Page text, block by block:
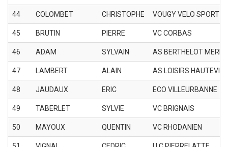
44 COLOMBET CHRISTOPHE VOUGY VELO SPORT
45 BRUTIN PIERRE VC CORBAS
46 ADAM SYLVAIN AS BERTHELOT
47 LAMBERT ALAIN AS LOISIRS
48 JAUDAUX ERIC ECO VILLEURBANNE
49 TABERLET SYLVIE VC BRIGNAIS
50 MAYOUX QUENTIN VC RHODANIEN